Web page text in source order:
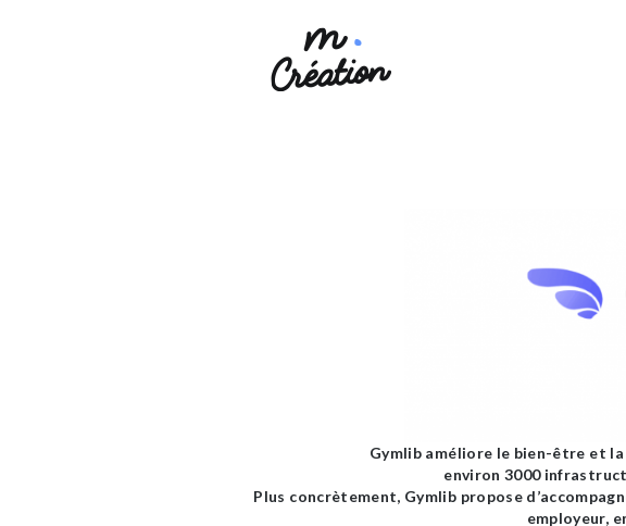
Gymlib améliore le bien-être et
environ 3000
Plus concrètement, Gymlib propose
employeur,